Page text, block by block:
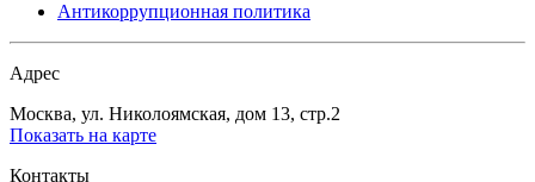
Антикоррупционная политика
Адрес
Москва, ул. Николоямская, дом 13, стр.2
Показать на карте
Контакты